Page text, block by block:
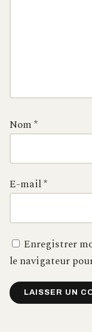
Nom*
E-mail*
Enregistrer
le navigateur